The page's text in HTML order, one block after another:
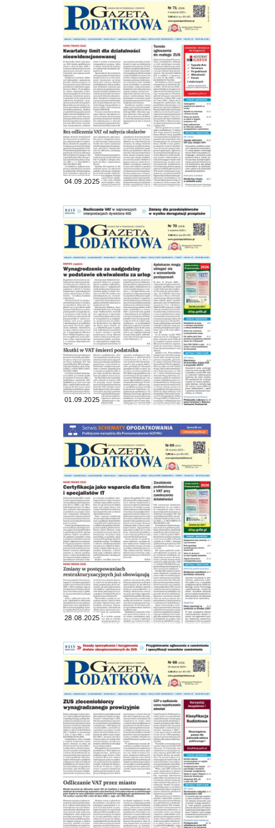
04.09.2025
01.09.2025
28.08.2025